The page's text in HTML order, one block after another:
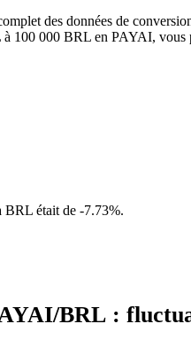
des données de
100 000 BRL en PAYAI,
BRL était de -7.73%.
BRL :